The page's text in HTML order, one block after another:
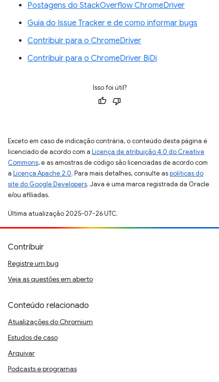
Postagens do StackOverflow ChromeDriver
Guia do Issue Tracker e de como informar bugs
Contribuir para o ChromeDriver
Contribuir para o ChromeDriver BiDi
Isso foi útil?
Exceto em caso de indicação contrária, o conteúdo desta página é
licenciado de acordo com a Licença de atribuição 4.0 do Creative
Commons, e as amostras de código são licenciadas de acordo com
a Licença Apache 2.0. Para mais detalhes, consulte aspolíticas do
site do Google Developers. Java é uma marca registrada da Oracle
e/ou afiliadas.
Última atualização 2025-07-26 UTC.
Contribuir
Registre um bug
Veja as questões em aberto
Conteúdo relacionado
Atualizações do Chromium
Estudos de caso
Arquivar
Podcasts e programas